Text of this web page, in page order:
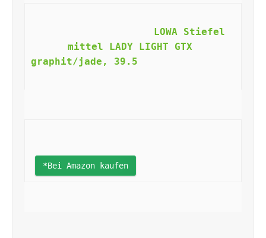
LOWA Stiefel
mittel LADY LIGHT GTX
*Bei Amazon kaufen